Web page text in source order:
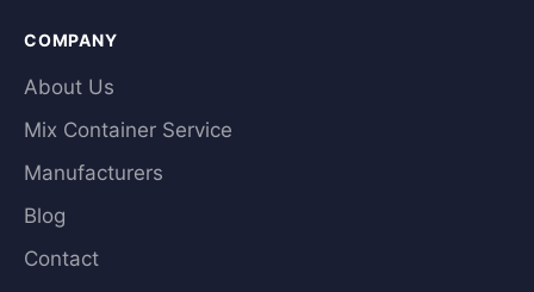
COMPANY
About Us
Mix Container Service
Manufacturers
Blog
Contact